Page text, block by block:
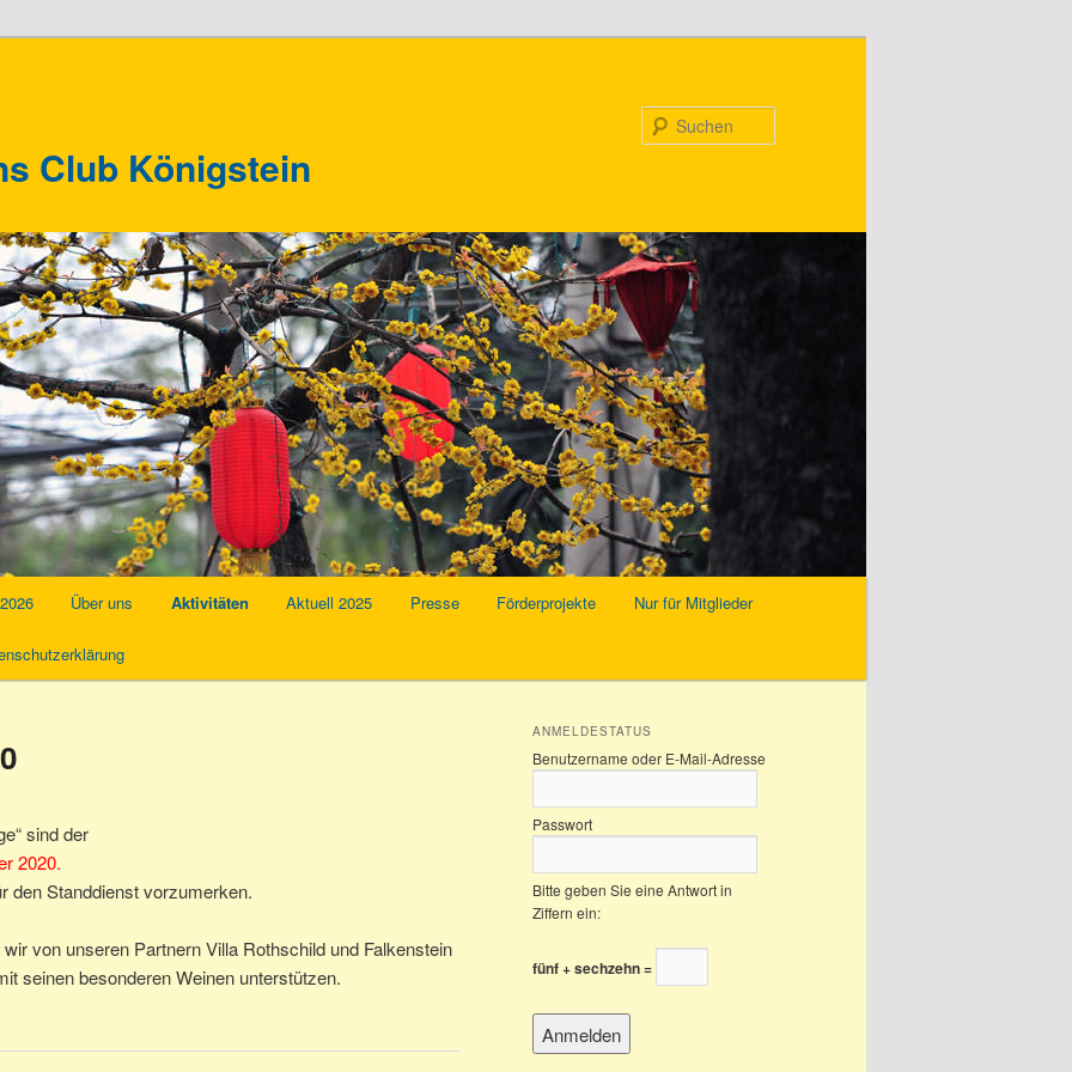
Club Königstein
Über uns Aktivitäten Aktuell 2025 Presse Förderprojekte Nur für Mitglieder
sind der
2020.
den Standdienst vorzumerken.
von unseren Partnern Villa Rothschild und Falkenstein
seinen besonderen Weinen unterstützen.
ANMELDESTATUS
Benutzername oder E-Mail-Adresse
Passwort
Bitte geben Sie eine Antwort in
Ziffern ein:
fünf + sechzehn =